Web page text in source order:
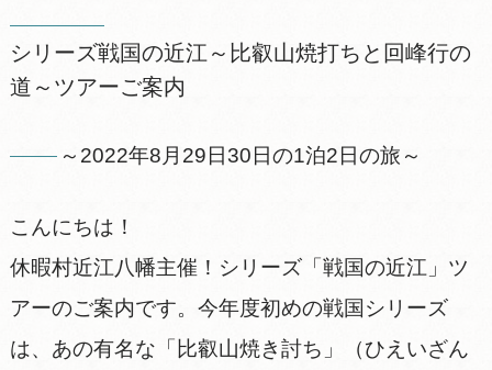
シリーズ戦国の近江～比叡山焼打ちと回峰行の
道～ツアーご案内
～2022年8月29日30日の1泊2日の旅～
こんにちは！
休暇村近江八幡主催！シリーズ「戦国の近江」ツ
アーのご案内です。今年度初めの戦国シリーズ
は、あの有名な「比叡山焼き討ち」（ひえいざん